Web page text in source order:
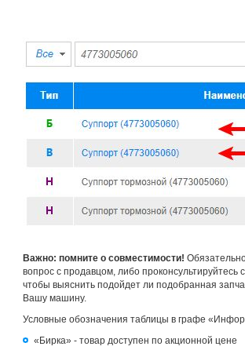
Важно: помните о совместимости!
вопрос с продавцом, либо проконсультируйтесь
чтобы выяснить подойдет ли подобранная
Вашу машину.
Условные обозначения таблицы в графе
«Бирка» - товар доступен по акционной цене